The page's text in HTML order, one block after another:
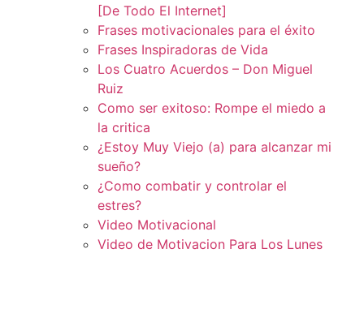
[De Todo El Internet]
Frases motivacionales para el éxito
Frases Inspiradoras de Vida
Los Cuatro Acuerdos – Don Miguel
Ruiz
Como ser exitoso: Rompe el miedo a
la critica
¿Estoy Muy Viejo (a) para alcanzar mi
sueño?
¿Como combatir y controlar el
estres?
Video Motivacional
Video de Motivacion Para Los Lunes